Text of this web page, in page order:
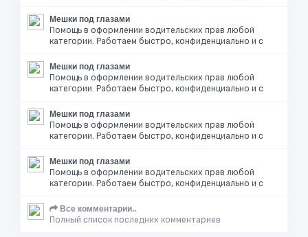
Мешки под глазами
Помощь в оформлении водительских прав любой
категории. Работаем быстро, конфиденциально и с
Мешки под глазами
Помощь в оформлении водительских прав любой
категории. Работаем быстро, конфиденциально и с
Мешки под глазами
Помощь в оформлении водительских прав любой
категории. Работаем быстро, конфиденциально и с
Мешки под глазами
Помощь в оформлении водительских прав любой
категории. Работаем быстро, конфиденциально и с
Все комментарии..
Полный список последних комментариев